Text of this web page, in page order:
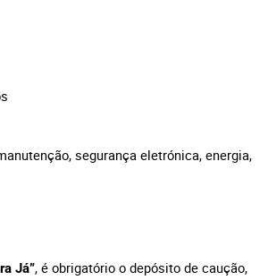
segurança eletrónica, energia,
Já”, é obrigatório o depósito de caução,